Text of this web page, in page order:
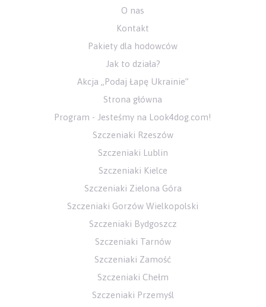
O nas
Kontakt
Pakiety dla hodowców
Jak to działa?
Akcja „Podaj Łapę Ukrainie”
Strona główna
Program - Jesteśmy na Look4dog.com!
Szczeniaki Rzeszów
Szczeniaki Lublin
Szczeniaki Kielce
Szczeniaki Zielona Góra
Szczeniaki Gorzów Wielkopolski
Szczeniaki Bydgoszcz
Szczeniaki Tarnów
Szczeniaki Zamość
Szczeniaki Chełm
Szczeniaki Przemyśl